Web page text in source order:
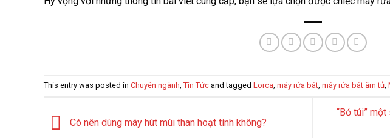
This entry was posted in Chuyên ngành, Tin Tức and tagged Lorca, máy rửa bát, máy rửa bát âm tủ,
Có nên dùng máy hút mùi than hoạt tính không?
“Bỏ túi”